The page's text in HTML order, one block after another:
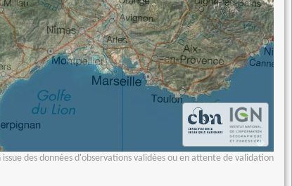
des données d'observations validées ou en attente de validation